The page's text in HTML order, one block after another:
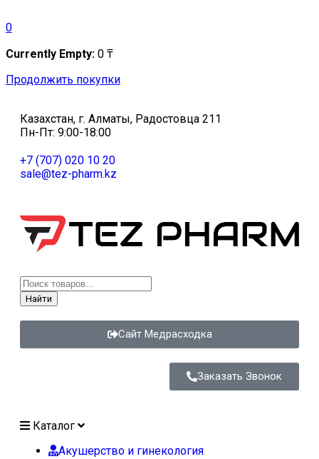
0
Currently Empty: 0 ₸
Продолжить покупки
Казахстан, г. Алматы, Радостовца 211
Пн-Пт: 9:00-18:00
+7 (707) 020 10 20
sale@tez-pharm.kz
Найти
Сайт Медрасходка
Заказать Звонок
Каталог
Акушерство и гинекология